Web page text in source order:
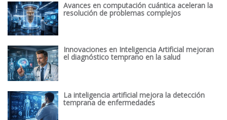
Avances en computación cuántica aceleran la
resolución de problemas complejos
Innovaciones en Inteligencia Artificial mejoran
el diagnóstico temprano en la salud
La inteligencia artificial mejora la detección
temprana de enfermedades